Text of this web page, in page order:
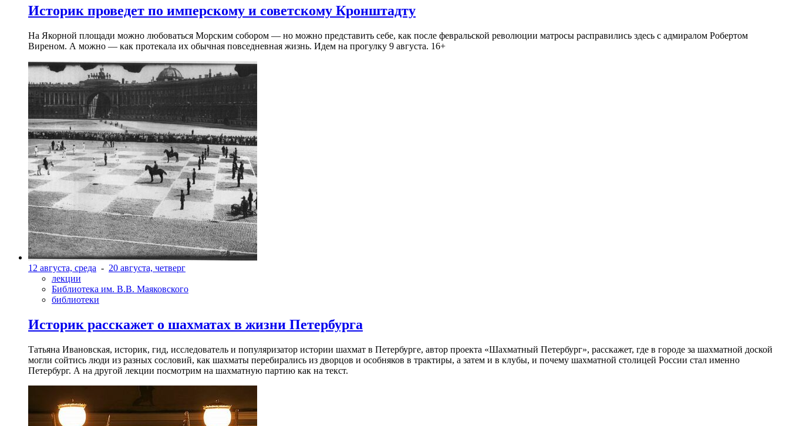
Историк проведет по имперскому и советскому Кронштадту
На Якорной площади можно любоваться Морским собором — но можно представить себе, как после февральской революции матросы расправились здесь с адмиралом Робертом
Виреном. А можно — как протекала их обычная повседневная жизнь. Идем на прогулку 9 августа. 16+
12 августа, среда - 20 августа, четверг
лекции
Библиотека им. В.В. Маяковского
библиотеки
Историк расскажет о шахматах в жизни Петербурга
Татьяна Ивановская, историк, гид, исследователь и популяризатор истории шахмат в Петербурге, автор проекта «Шахматный Петербург», расскажет, где в городе за шахматной доской
могли сойтись люди из разных сословий, как шахматы перебирались из дворцов и особняков в трактиры, а затем и в клубы, и почему шахматной столицей России стал именно
Петербург. А на другой лекции посмотрим на шахматную партию как на текст.